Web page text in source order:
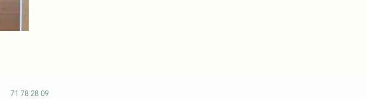
71 78 28 09